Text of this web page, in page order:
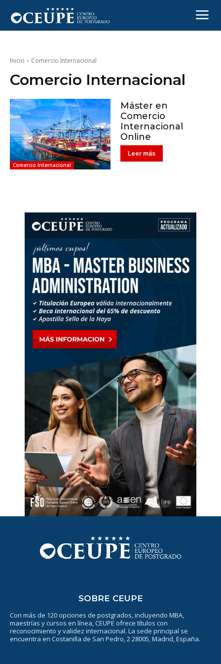
Inicio Comercio Internacional
Comercio Internacional
Comercio Internacional
Máster en
Comercio
Internacional
Online
Leer más
SOBRE CEUPE
Con más de 120 opciones de postgrados, incluyendo MBA,
maestrías y cursos en línea, CEUPE ofrece títulos con
reconocimiento y validez internacional. La sede principal se
encuentra en Costanilla de San Pedro, 2 28005, Madrid, España.